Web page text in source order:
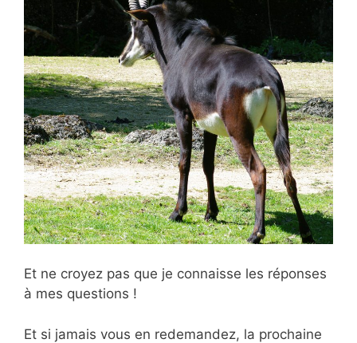
Et ne croyez pas que je connaisse les réponses
à mes questions !
Et si jamais vous en redemandez, la prochaine